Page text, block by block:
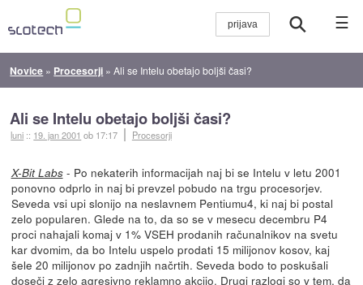
☰
Novice » Procesorji »Ali se Intelu obetajo boljši časi?
Ali se Intelu obetajo boljši časi?
luni :: 19. jan 2001 ob 17:17 Procesorji
X-Bit Labs- Po nekaterih informacijah naj bi se Intelu v letu 2001
ponovno odprlo in naj bi prevzel pobudo na trgu procesorjev.
Seveda vsi upi slonijo na neslavnem Pentiumu4, ki naj bi postal
zelo popularen. Glede na to, da so se v mesecu decembru P4
proci nahajali komaj v 1% VSEH prodanih računalnikov na svetu
kar dvomim, da bo Intelu uspelo prodati 15 milijonov kosov, kaj
šele 20 milijonov po zadnjih načrtih. Seveda bodo to poskušali
doseči z zelo agresivno reklamno akcijo. Drugi razlogi so v tem, da